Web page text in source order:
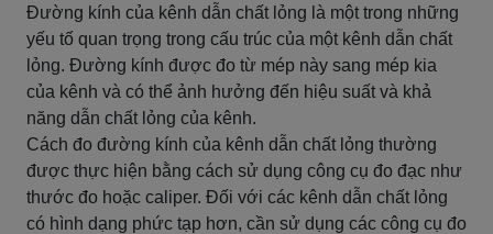
Đường kính của kênh dẫn chất lỏng là một trong những
yếu tố quan trọng trong cấu trúc của một kênh dẫn chất
lỏng. Đường kính được đo từ mép này sang mép kia
của kênh và có thể ảnh hưởng đến hiệu suất và khả
năng dẫn chất lỏng của kênh.
Cách đo đường kính của kênh dẫn chất lỏng thường
được thực hiện bằng cách sử dụng công cụ đo đạc như
thước đo hoặc caliper. Đối với các kênh dẫn chất lỏng
có hình dạng phức tạp hơn, cần sử dụng các công cụ đo